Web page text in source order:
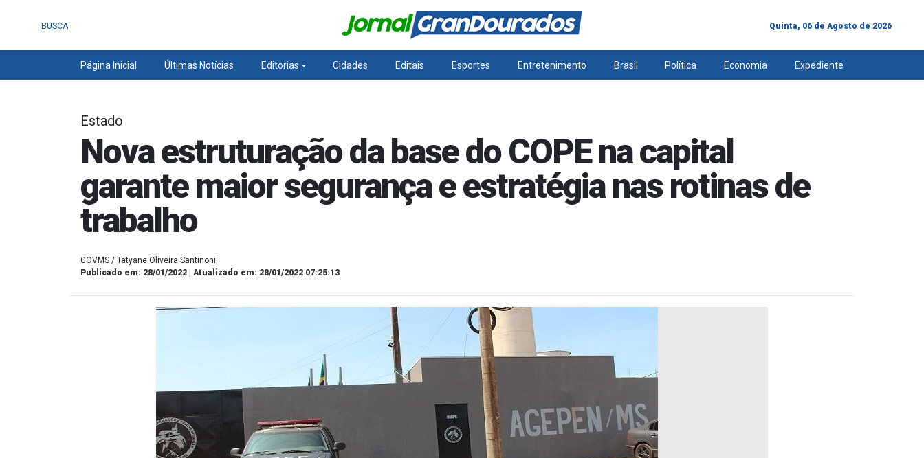
BUSCA Quinta, 06 de Agosto de 2026
Página Inicial Últimas Notícias Editorias Cidades Editais Esportes Entretenimento Brasil Política Economia Expediente
Estado
Nova estruturação da base do COPE na capital
garante maior segurança e estratégia nas rotinas de
trabalho
GOVMS / Tatyane Oliveira Santinoni
Publicado em: 28/01/2022 | Atualizado em: 28/01/2022 07:25:13